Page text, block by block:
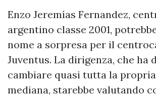
Enzo Jeremías Fernandez,
argentino classe 2001,
nome a sorpresa per il
Juventus. La dirigenza, che ha
cambiare quasi tutta la
mediana, starebbe valutando